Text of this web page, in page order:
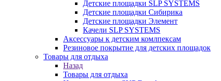
Детские площадки SLP SYSTEMS
Детские площадки Сибирика
Детские площадки Элемент
Качели SLP SYSTEMS
Аксессуары к детским комлпексам
Резиновое покрытие для детских площадок
Товары для отдыха
Назад
Товары для отдыха